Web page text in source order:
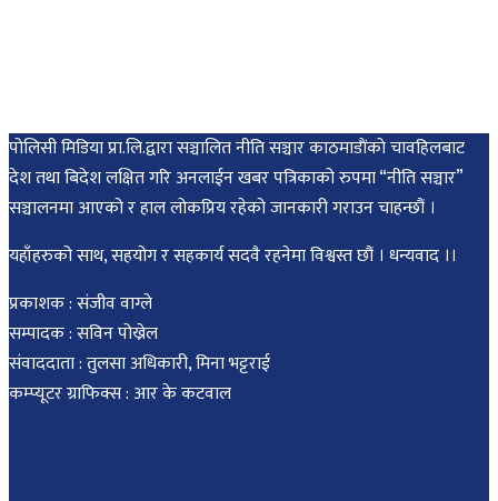
पोलिसी मिडिया प्रा.लि.द्वारा सञ्चालित नीति सञ्चार काठमाडाैंकाे चावहिलबाट
देश तथा बिदेश लक्षित गरि अनलाईन खबर पत्रिकाको रुपमा “नीति सञ्चार”
सञ्चालनमा आएको र हाल लोकप्रिय रहेको जानकारी गराउन चाहन्छौं ।
यहाँहरुको साथ, सहयोग र सहकार्य सदवै रहनेमा विश्वस्त छौं । धन्यवाद ।।
प्रकाशक : संजीव वाग्ले
सम्पादक : सविन पोख्रेल
संवाददाता : तुलसा अधिकारी, मिना भट्टराई
कम्प्यूटर ग्राफिक्स : आर के कटवाल